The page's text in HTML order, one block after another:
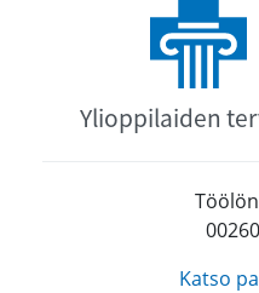
Ylioppilaiden
Katso